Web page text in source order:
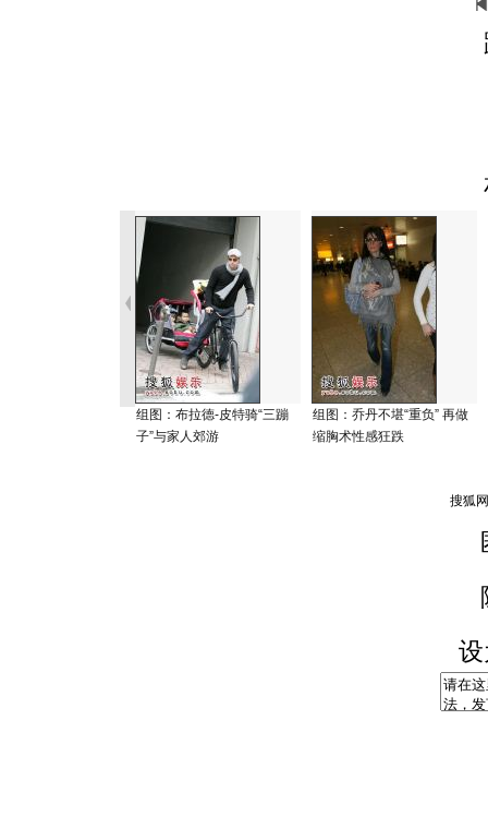
组图：布拉德-皮特骑“三蹦
子”与家人郊游
组图：乔丹不堪“重负” 再做
缩胸术性感狂跌